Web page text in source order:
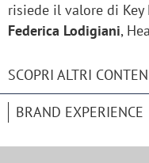
risiede il valore di Key
Federica Lodigiani,
SCOPRI ALTRI
BRAND EXPERIENCE